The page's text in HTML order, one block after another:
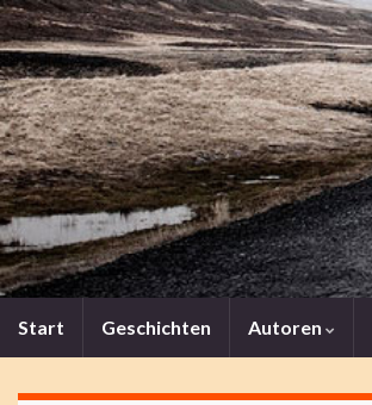
Start Geschichten Autoren